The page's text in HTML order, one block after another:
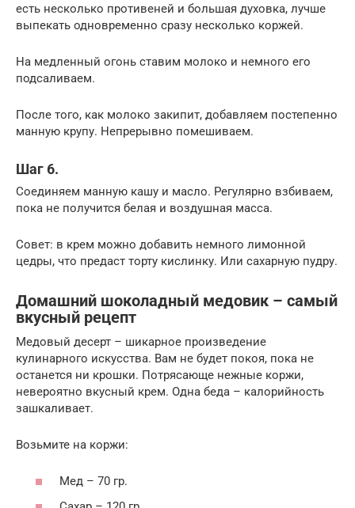
есть несколько противеней и большая духовка, лучше
выпекать одновременно сразу несколько коржей.
На медленный огонь ставим молоко и немного его
подсаливаем.
После того, как молоко закипит, добавляем постепенно
манную крупу. Непрерывно помешиваем.
Шаг 6.
Соединяем манную кашу и масло. Регулярно взбиваем,
пока не получится белая и воздушная масса.
Совет: в крем можно добавить немного лимонной
цедры, что предаст торту кислинку. Или сахарную пудру.
Домашний шоколадный медовик – самый
вкусный рецепт
Медовый десерт – шикарное произведение
кулинарного искусства. Вам не будет покоя, пока не
останется ни крошки. Потрясающе нежные коржи,
невероятно вкусный крем. Одна беда – калорийность
зашкаливает.
Возьмите на коржи:
Мед – 70 гр.